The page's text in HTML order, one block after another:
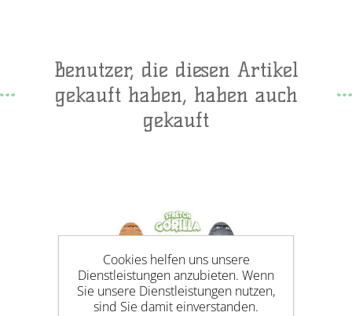
Benutzer, die diesen Artikel
gekauft haben, haben auch
gekauft
Cookies helfen uns unsere
Dienstleistungen anzubieten. Wenn
Sie unsere Dienstleistungen nutzen,
sind Sie damit einverstanden.